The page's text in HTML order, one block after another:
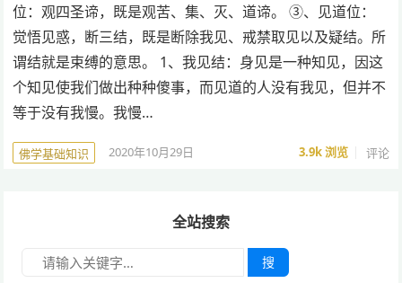
位：观四圣谛，既是观苦、集、灭、道谛。 ③、见道位：
觉悟见惑，断三结，既是断除我见、戒禁取见以及疑结。所
谓结就是束缚的意思。 1、我见结：身见是一种知见，因这
个知见使我们做出种种傻事，而见道的人没有我见，但并不
等于没有我慢。我慢…
佛学基础知识 2020年10月29日 3.9k浏览 评论
全站搜索
搜